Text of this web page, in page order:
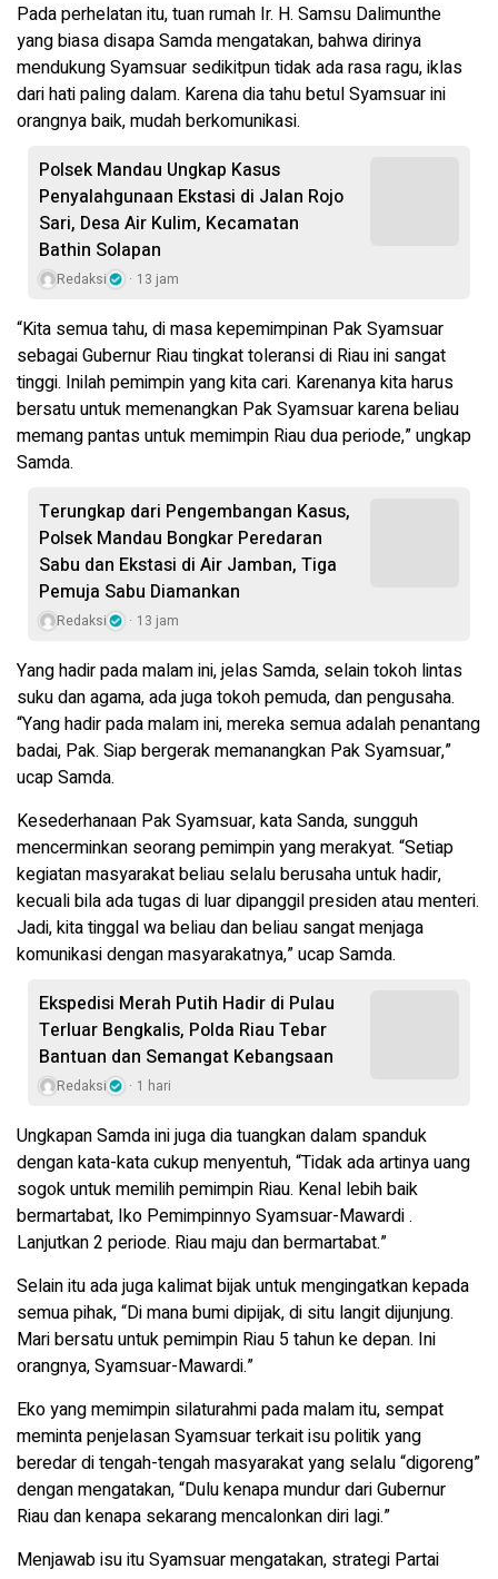
Pada perhelatan itu, tuan rumah Ir. H. Samsu Dalimunthe
yang biasa disapa Samda mengatakan, bahwa dirinya
mendukung Syamsuar sedikitpun tidak ada rasa ragu, iklas
dari hati paling dalam. Karena dia tahu betul Syamsuar ini
orangnya baik, mudah berkomunikasi.
Polsek Mandau Ungkap Kasus
Penyalahgunaan Ekstasi di Jalan Rojo
Sari, Desa Air Kulim, Kecamatan
Bathin Solapan
Redaksi 13 jam
“Kita semua tahu, di masa kepemimpinan Pak Syamsuar
sebagai Gubernur Riau tingkat toleransi di Riau ini sangat
tinggi. Inilah pemimpin yang kita cari. Karenanya kita harus
bersatu untuk memenangkan Pak Syamsuar karena beliau
memang pantas untuk memimpin Riau dua periode,” ungkap
Samda.
Terungkap dari Pengembangan Kasus,
Polsek Mandau Bongkar Peredaran
Sabu dan Ekstasi di Air Jamban, Tiga
Pemuja Sabu Diamankan
Redaksi 13 jam
Yang hadir pada malam ini, jelas Samda, selain tokoh lintas
suku dan agama, ada juga tokoh pemuda, dan pengusaha.
“Yang hadir pada malam ini, mereka semua adalah penantang
badai, Pak. Siap bergerak memanangkan Pak Syamsuar,”
ucap Samda.
Kesederhanaan Pak Syamsuar, kata Sanda, sungguh
mencerminkan seorang pemimpin yang merakyat. “Setiap
kegiatan masyarakat beliau selalu berusaha untuk hadir,
kecuali bila ada tugas di luar dipanggil presiden atau menteri.
Jadi, kita tinggal wa beliau dan beliau sangat menjaga
komunikasi dengan masyarakatnya,” ucap Samda.
Ekspedisi Merah Putih Hadir di Pulau
Terluar Bengkalis, Polda Riau Tebar
Bantuan dan Semangat Kebangsaan
Redaksi 1 hari
Ungkapan Samda ini juga dia tuangkan dalam spanduk
dengan kata-kata cukup menyentuh, “Tidak ada artinya uang
sogok untuk memilih pemimpin Riau. Kenal lebih baik
bermartabat, Iko Pemimpinnyo Syamsuar-Mawardi .
Lanjutkan 2 periode. Riau maju dan bermartabat.”
Selain itu ada juga kalimat bijak untuk mengingatkan kepada
semua pihak, “Di mana bumi dipijak, di situ langit dijunjung.
Mari bersatu untuk pemimpin Riau 5 tahun ke depan. Ini
orangnya, Syamsuar-Mawardi.”
Eko yang memimpin silaturahmi pada malam itu, sempat
meminta penjelasan Syamsuar terkait isu politik yang
beredar di tengah-tengah masyarakat yang selalu “digoreng”
dengan mengatakan, “Dulu kenapa mundur dari Gubernur
Riau dan kenapa sekarang mencalonkan diri lagi.”
Menjawab isu itu Syamsuar mengatakan, strategi Partai